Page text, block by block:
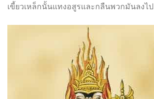
เขี้ยวเหล็กนั้นแทงอสูรและกลืนพวกมันลงไป